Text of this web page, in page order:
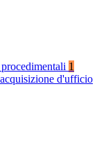
1
d'ufficio